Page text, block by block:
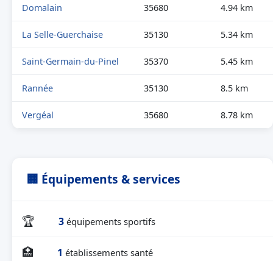
Domalain 35680 4.94 km
La Selle-Guerchaise 35130 5.34 km
Saint-Germain-du-Pinel 35370 5.45 km
Rannée 35130 8.5 km
Vergéal 35680 8.78 km
🏢 Équipements & services
🏆 3 équipements sportifs
🏥 1 établissements santé